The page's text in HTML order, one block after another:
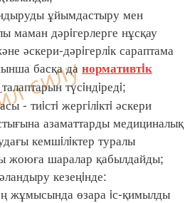
ұйымдастыру мен
маман дәрiгерлерге нұсқау
әскери-дәрiгерлiк сараптама
басқа да нормативтiк
талаптарын түсiндiредi;
- тиiстi жергiлiктi әскери
азаматтарды медициналық
кемшiлiктер туралы
жоюға шаралар қабылдайды;
кезеңiнде:
жұмысында өзара iс-қимылды